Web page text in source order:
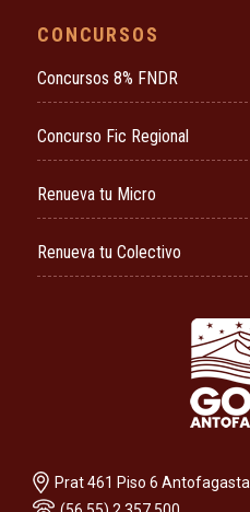
CONCURSOS
Concursos 8% FNDR
Concurso Fic Regional
Renueva tu Micro
Renueva tu Colectivo
Prat 461 Piso 6 Antofagasta